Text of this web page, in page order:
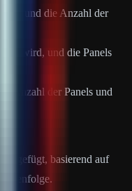
und die Anzahl der
wird, und die Panels
Anzahl der Panels und
basierend auf